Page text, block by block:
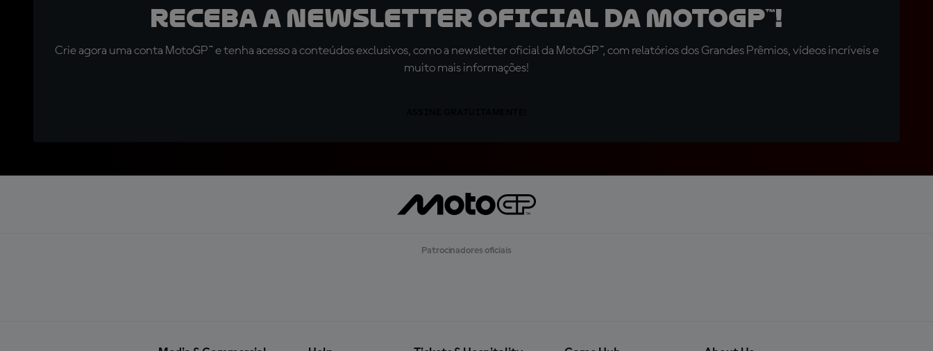
Receba a newsletter oficial da MotoGP™!
Crie agora uma conta MotoGP™ e tenha acesso a conteúdos exclusivos, como a newsletter oficial da MotoGP™, com relatórios dos Grandes Prêmios, vídeos incríveis e
muito mais informações!
Patrocinadores oficiais